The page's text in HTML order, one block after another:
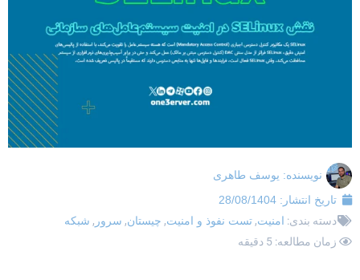
نویسنده:یوسف طاهری
تاریخ انتشار: 28/08/1404
دسته بندی:امنیت,تست نفوذ و امنیت,چیستان,سرور,شبکه
زمان مطالعه: 5 دقیقه